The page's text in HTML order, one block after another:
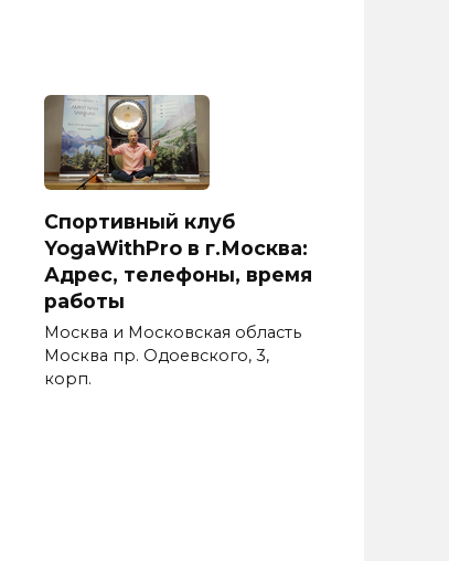
Спортивный клуб
YogaWithPro в г.Москва:
Адрес, телефоны, время
работы
Москва и Московская область
Москва пр. Одоевского, 3,
корп.